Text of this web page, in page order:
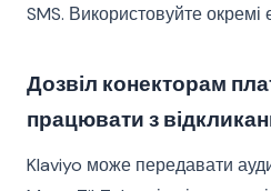
SMS. Використовуйте
Дозвіл конекторам
працювати з
Klaviyo може передавати